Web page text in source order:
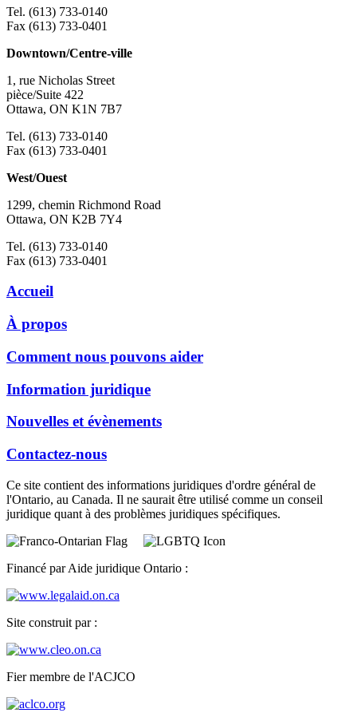
Tel. (613) 733-0140
Fax (613) 733-0401
Downtown/Centre-ville
1, rue Nicholas Street
pièce/Suite 422
Ottawa, ON K1N 7B7
Tel. (613) 733-0140
Fax (613) 733-0401
West/Ouest
1299, chemin Richmond Road
Ottawa, ON K2B 7Y4
Tel. (613) 733-0140
Fax (613) 733-0401
Accueil
À propos
Comment nous pouvons aider
Information juridique
Nouvelles et évènements
Contactez-nous
Ce site contient des informations juridiques d'ordre général de
l'Ontario, au Canada. Il ne saurait être utilisé comme un conseil
juridique quant à des problèmes juridiques spécifiques.
Financé par Aide juridique Ontario :
Site construit par :
Fier membre de l'ACJCO